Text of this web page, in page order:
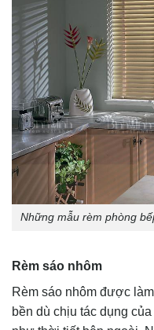
Những mẫu rèm phòng
Rèm sáo nhôm
Rèm sáo nhôm được
bền dù chịu tác dụng